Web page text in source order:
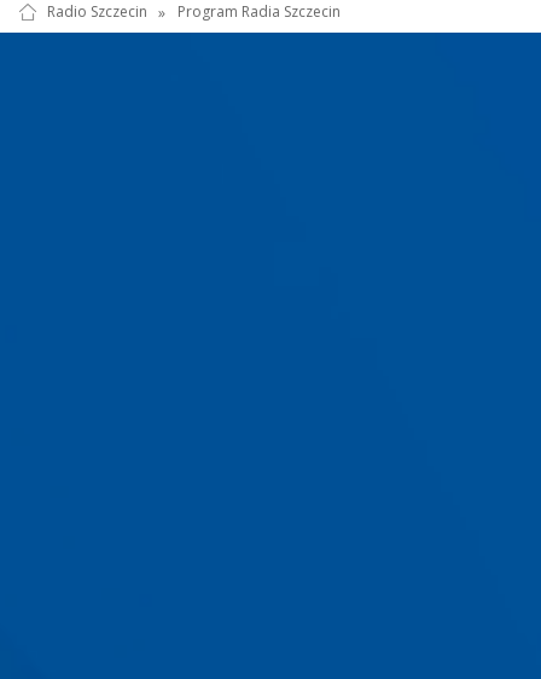
Radio Szczecin » Program Radia Szczecin